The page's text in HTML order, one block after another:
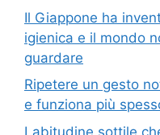
Il Giappone ha
igienica e il mondo
guardare
Ripetere un gesto
e funziona più
Labitudine sottile